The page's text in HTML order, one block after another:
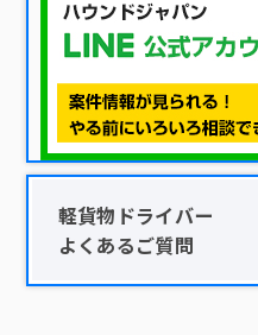
軽貨物ドライバー
よくあるご質問